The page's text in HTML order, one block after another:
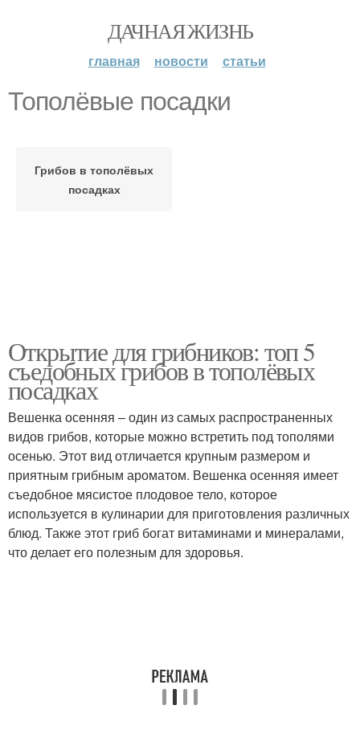
ДАЧНАЯ ЖИЗНЬ
главная новости статьи
Тополёвые посадки
Грибов в тополёвых
посадках
Открытие для грибников: топ 5
съедобных грибов в тополёвых
посадках
Вешенка осенняя – один из самых распространенных
видов грибов, которые можно встретить под тополями
осенью. Этот вид отличается крупным размером и
приятным грибным ароматом. Вешенка осенняя имеет
съедобное мясистое плодовое тело, которое
используется в кулинарии для приготовления различных
блюд. Также этот гриб богат витаминами и минералами,
что делает его полезным для здоровья.